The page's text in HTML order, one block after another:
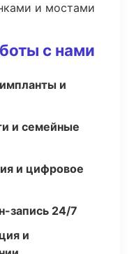
и мостами
с нами
и
и семейные
и цифровое
запись 24/7
и